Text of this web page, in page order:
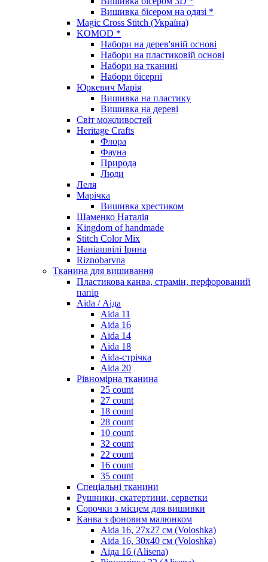
Вишивка бісером на одязі *
Magic Cross Stitch (Україна)
KOMOD *
Набори на дерев'яній основі
Набори на пластиковій основі
Набори на тканині
Набори бісерні
Юркевич Марія
Вишивка на пластику
Вишивка на дереві
Світ можливостей
Heritage Crafts
Флора
Фауна
Природа
Люди
Леля
Марічка
Вишивка хрестиком
Шаменко Наталія
Kingdom of handmade
Stitch Color Mix
Наніашвілі Ірина
Riznobarvna
Тканина для вишивання
Пластикова канва, страмін, перфорований
папір
Aida / Аіда
Aida 11
Aida 16
Aida 14
Aida 18
Aida-стрічка
Aida 20
Рівномірна тканина
25 count
27 count
18 count
28 count
10 count
32 count
22 count
16 count
35 count
Спеціальні тканини
Рушники, скатертини, серветки
Сорочки з місцем для вишивки
Канва з фоновим малюнком
Aida 16, 27х27 см (Voloshka)
Aida 16, 30х40 см (Voloshka)
Аїда 16 (Alisena)